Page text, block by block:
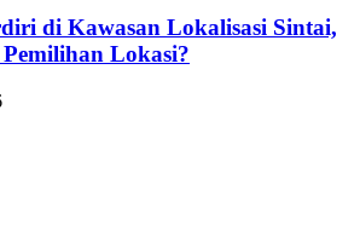
di Kawasan Lokalisasi Sintai,
Lokasi?